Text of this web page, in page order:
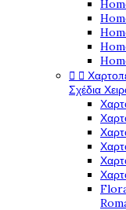
 
Σχέδια